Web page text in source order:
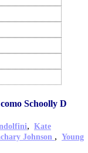
Schoolly D
, Kate
Johnson , Young